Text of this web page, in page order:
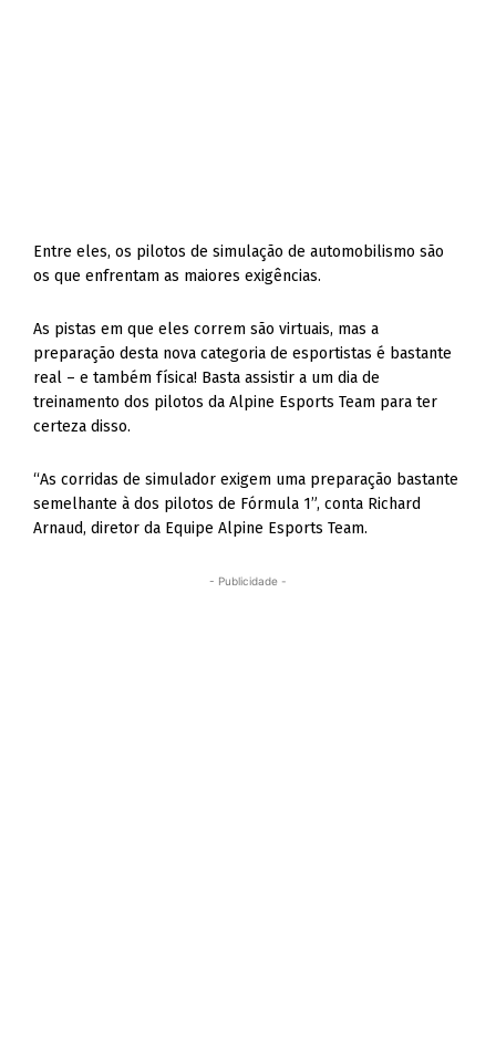
Entre eles, os pilotos de simulação de automobilismo são
os que enfrentam as maiores exigências.
As pistas em que eles correm são virtuais, mas a
preparação desta nova categoria de esportistas é bastante
real – e também física! Basta assistir a um dia de
treinamento dos pilotos da Alpine Esports Team para ter
certeza disso.
“As corridas de simulador exigem uma preparação bastante
semelhante à dos pilotos de Fórmula 1”, conta Richard
Arnaud, diretor da Equipe Alpine Esports Team.
- Publicidade -